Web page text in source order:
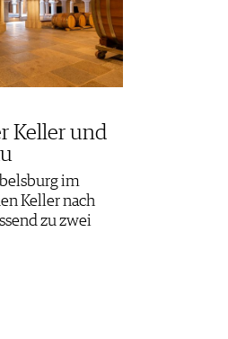
Keller und
im
Keller nach
zu zwei